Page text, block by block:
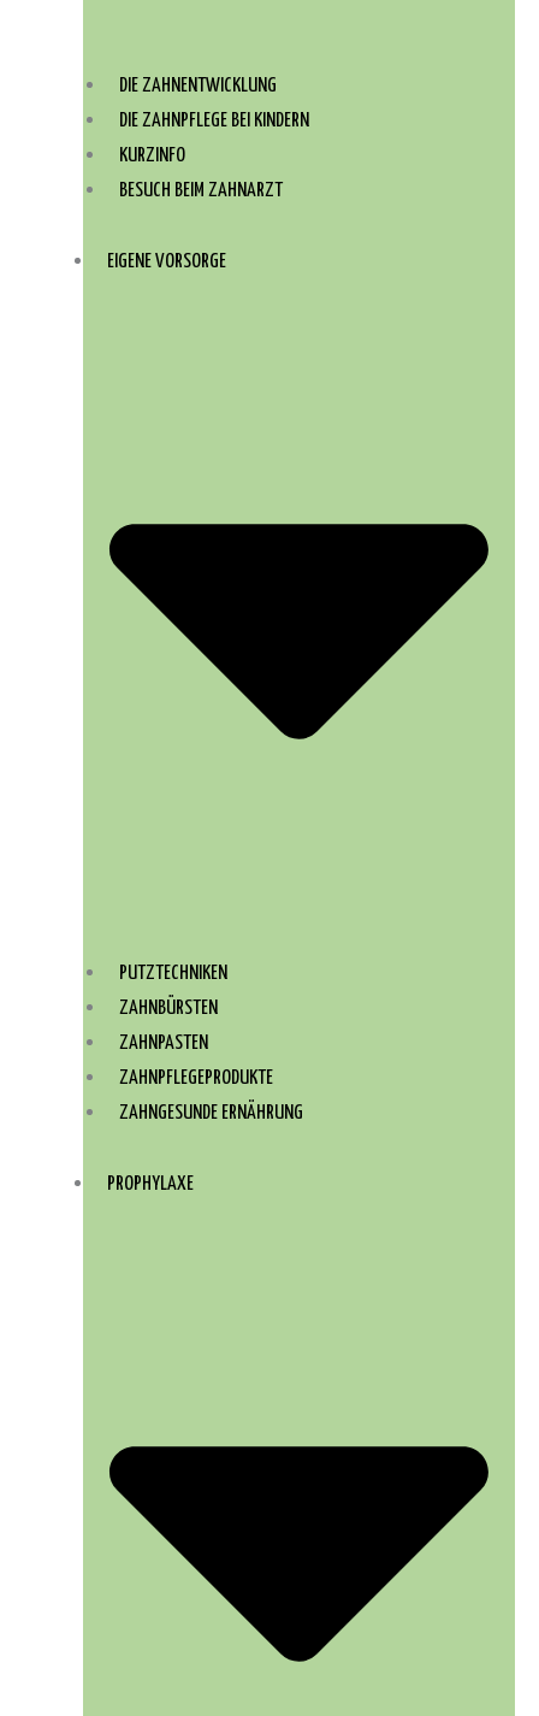
DIE ZAHNENTWICKLUNG
DIE ZAHNPFLEGE BEI KINDERN
KURZINFO
BESUCH BEIM ZAHNARZT
EIGENE VORSORGE
PUTZTECHNIKEN
ZAHNBÜRSTEN
ZAHNPASTEN
ZAHNPFLEGEPRODUKTE
ZAHNGESUNDE ERNÄHRUNG
PROPHYLAXE